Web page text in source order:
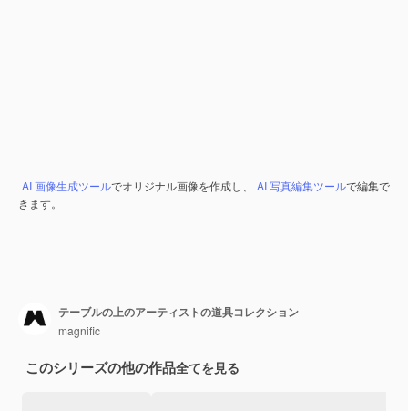
AI 画像生成ツールでオリジナル画像を作成し、 AI 写真編集ツールで編集で
きます。
テーブルの上のアーティストの道具コレクション
magnific
このシリーズの他の作品全てを見る